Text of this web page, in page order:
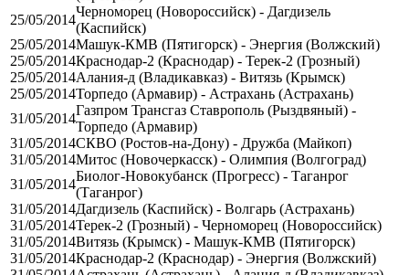
25/05/2014
Черноморец (Новороссийск) - Дагдизель
(Каспийск)
25/05/2014Машук-КМВ (Пятигорск) - Энергия (Волжский)
25/05/2014Краснодар-2 (Краснодар) - Терек-2 (Грозный)
25/05/2014Алания-д (Владикавказ) - Витязь (Крымск)
25/05/2014Торпедо (Армавир) - Астрахань (Астрахань)
31/05/2014
Газпром Трансгаз Ставрополь (Рыздвяный) -
Торпедо (Армавир)
31/05/2014СКВО (Ростов-на-Дону) - Дружба (Майкоп)
31/05/2014Митос (Новочеркасск) - Олимпия (Волгоград)
31/05/2014
Биолог-Новокубанск (Прогресс) - Таганрог
(Таганрог)
31/05/2014Дагдизель (Каспийск) - Волгарь (Астрахань)
31/05/2014Терек-2 (Грозный) - Черноморец (Новороссийск)
31/05/2014Витязь (Крымск) - Машук-КМВ (Пятигорск)
31/05/2014Краснодар-2 (Краснодар) - Энергия (Волжский)